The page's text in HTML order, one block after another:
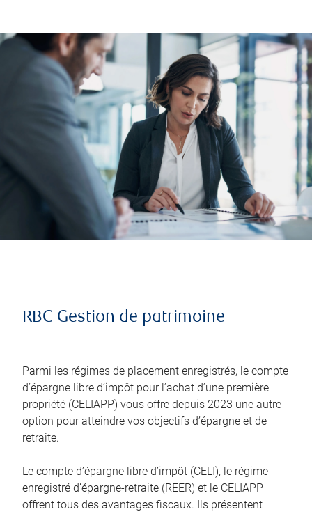
RBC Gestion de patrimoine
Parmi les régimes de placement enregistrés, le compte
d’épargne libre d’impôt pour l’achat d’une première
propriété (CELIAPP) vous offre depuis 2023 une autre
option pour atteindre vos objectifs d’épargne et de
retraite.
Le compte d’épargne libre d’impôt (CELI), le régime
enregistré d’épargne-retraite (REER) et le CELIAPP
offrent tous des avantages fiscaux. Ils présentent